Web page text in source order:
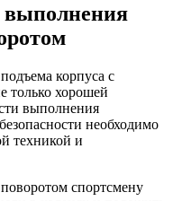
корпуса с
только хорошей
выполнения
необходимо
техникой и
спортсмену